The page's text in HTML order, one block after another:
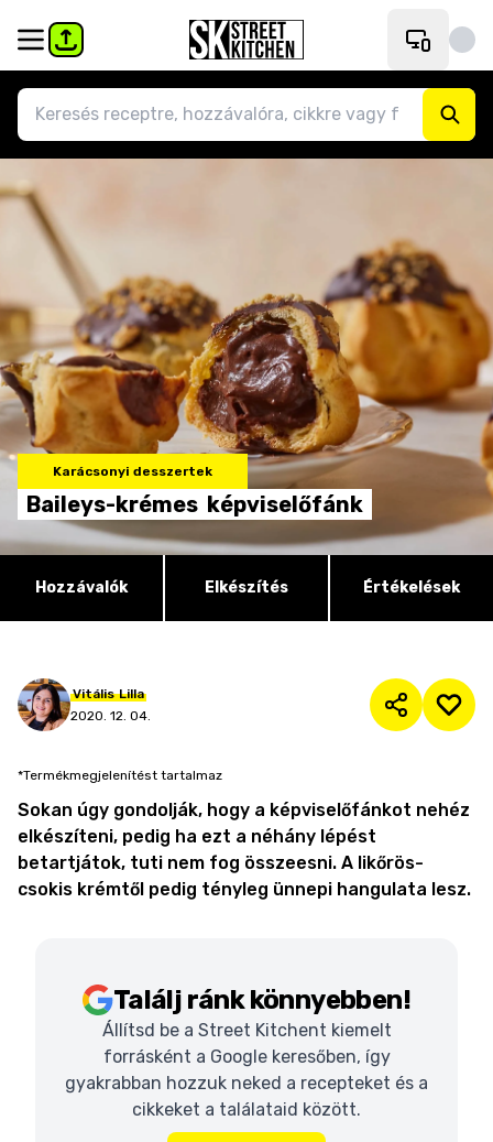
Karácsonyi desszertek
Baileys-krémes képviselőfánk
Hozzávalók Elkészítés Értékelések
Vitális Lilla
2020. 12. 04.
*Termékmegjelenítést tartalmaz
Sokan úgy gondolják, hogy a képviselőfánkot nehéz
elkészíteni, pedig ha ezt a néhány lépést
betartjátok, tuti nem fog összeesni. A likőrös-
csokis krémtől pedig tényleg ünnepi hangulata lesz.
Találj ránk könnyebben!
Állítsd be a Street Kitchent kiemelt
forrásként a Google keresőben, így
gyakrabban hozzuk neked a recepteket és a
cikkeket a találataid között.